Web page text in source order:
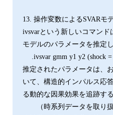
13. 操作変数によるSVARモ
ivsvarという新しいコマン
モデルのパラメータを推定し
.ivsvar gmm y1 y2 (shock =
推定されたパラメータは、
いて、構造的インパルス応
る動的な因果効果を追跡す
（時系列データを取り扱